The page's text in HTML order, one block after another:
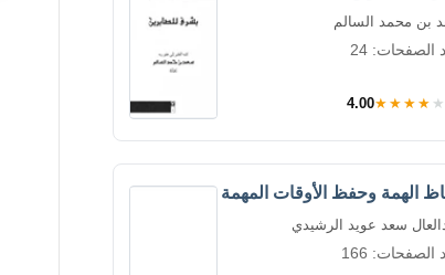
بن محمد السالم
الصفحات: 24
4.00★★★★★
الهمة وحفظ الأوقات المهمة
سعد عويد الرشيدي
الصفحات: 166